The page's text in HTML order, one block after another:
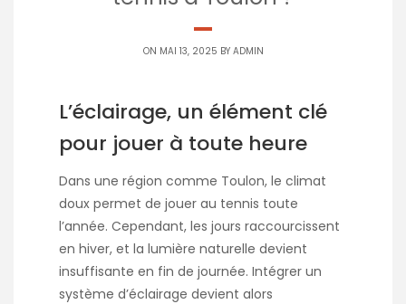
ON MAI 13, 2025 BY ADMIN
L’éclairage, un élément clé
pour jouer à toute heure
Dans une région comme Toulon, le climat
doux permet de jouer au tennis toute
l’année. Cependant, les jours raccourcissent
en hiver, et la lumière naturelle devient
insuffisante en fin de journée. Intégrer un
système d’éclairage devient alors